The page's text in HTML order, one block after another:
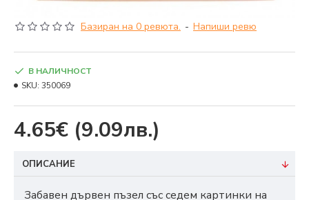
Базиран на 0 ревюта. - Напиши ревю
4.65€ (9.09лв.)
В НАЛИЧНОСТ
SKU: 350069
ОПИСАНИЕ
Забавен дървен пъзел със седем картинки на